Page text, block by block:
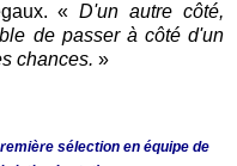
« D'un autre côté,
de passer à côté d'un
chances.»
sélection en équipe de